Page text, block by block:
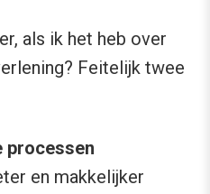
als ik het heb over
Feitelijk twee
processen
en makkelijker